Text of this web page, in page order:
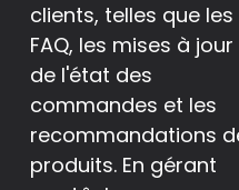
clients, telles que les
FAQ, les mises à jour
de l'état des
commandes et les
recommandations
produits. En gérant